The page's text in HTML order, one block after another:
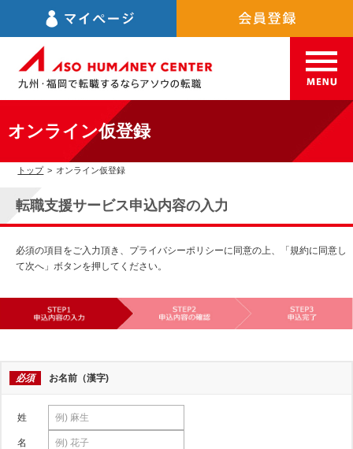
オンライン仮登録
トップ > オンライン仮登録
転職支援サービス申込内容の入力
必須の項目をご入力頂き、プライバシーポリシーに同意の上、「規約に同意し
て次へ」ボタンを押してください。
必須 お名前（漢字)
姓
名